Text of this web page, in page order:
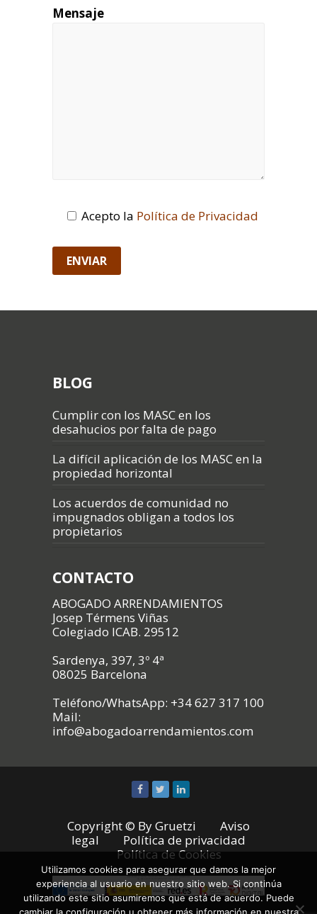
Mensaje
Acepto la Política de Privacidad
BLOG
Cumplir con los MASC en los
desahucios por falta de pago
La difícil aplicación de los MASC en la
propiedad horizontal
Los acuerdos de comunidad no
impugnados obligan a todos los
propietarios
CONTACTO
ABOGADO ARRENDAMIENTOS
Josep Térmens Viñas
Colegiado ICAB. 29512
Sardenya, 397, 3º 4ª
08025 Barcelona
Teléfono/WhatsApp: +34 627 317 100
Mail:
info@abogadoarrendamientos.com
Copyright © ByGruetzi
Aviso
legal
Política de privacidad
Política de Cookies
Utilizamos cookies para asegurar que damos la mejor
experiencia al usuario en nuestro sitio web. Si continúa
utilizando este sitio asumiremos que está de acuerdo. Puede